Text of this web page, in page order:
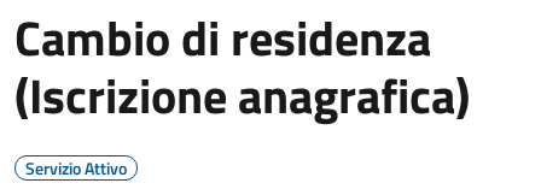
Cambio di residenza
(Iscrizione anagrafica)
Servizio Attivo